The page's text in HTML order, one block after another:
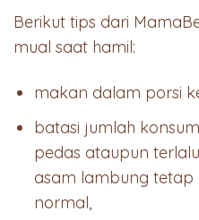
Berikut tips dari
mual saat hamil:
makan dalam porsi
batasi jumlah
pedas ataupun
asam lambung
normal,